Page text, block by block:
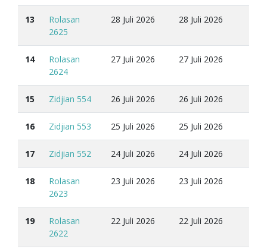
13
Rolasan
2625
28 Juli 2026 28 Juli 2026
14
Rolasan
2624
27 Juli 2026 27 Juli 2026
15 Zidjian 554 26 Juli 2026 26 Juli 2026
16 Zidjian 553 25 Juli 2026 25 Juli 2026
17 Zidjian 552 24 Juli 2026 24 Juli 2026
18
Rolasan
2623
23 Juli 2026 23 Juli 2026
19
Rolasan
2622
22 Juli 2026 22 Juli 2026